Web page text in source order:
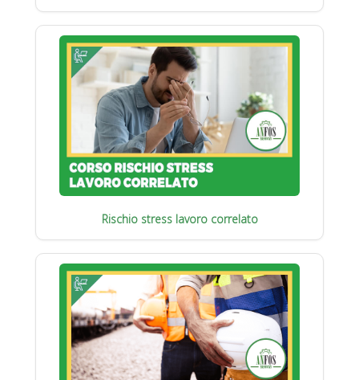
Rischio stress lavoro correlato